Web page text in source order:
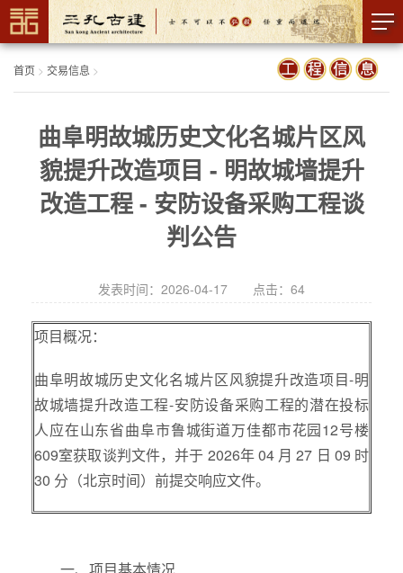
首页 > 交易信息 >
曲阜明故城历史文化名城片区风
貌提升改造项目 - 明故城墙提升
改造工程 - 安防设备采购工程谈
判公告
发表时间：2026-04-17 点击： 64
项目概况：
曲阜明故城历史文化名城片区风貌提升改造项目-明
故城墙提升改造工程-安防设备采购工程的潜在投标
人应在山东省曲阜市鲁城街道万佳都市花园12号楼
609室获取谈判文件，并于 2026年 04 月 27 日 09 时
30 分（北京时间）前提交响应文件。